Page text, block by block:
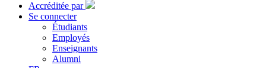
Accréditée par
Se connecter
Étudiants
Employés
Enseignants
Alumni